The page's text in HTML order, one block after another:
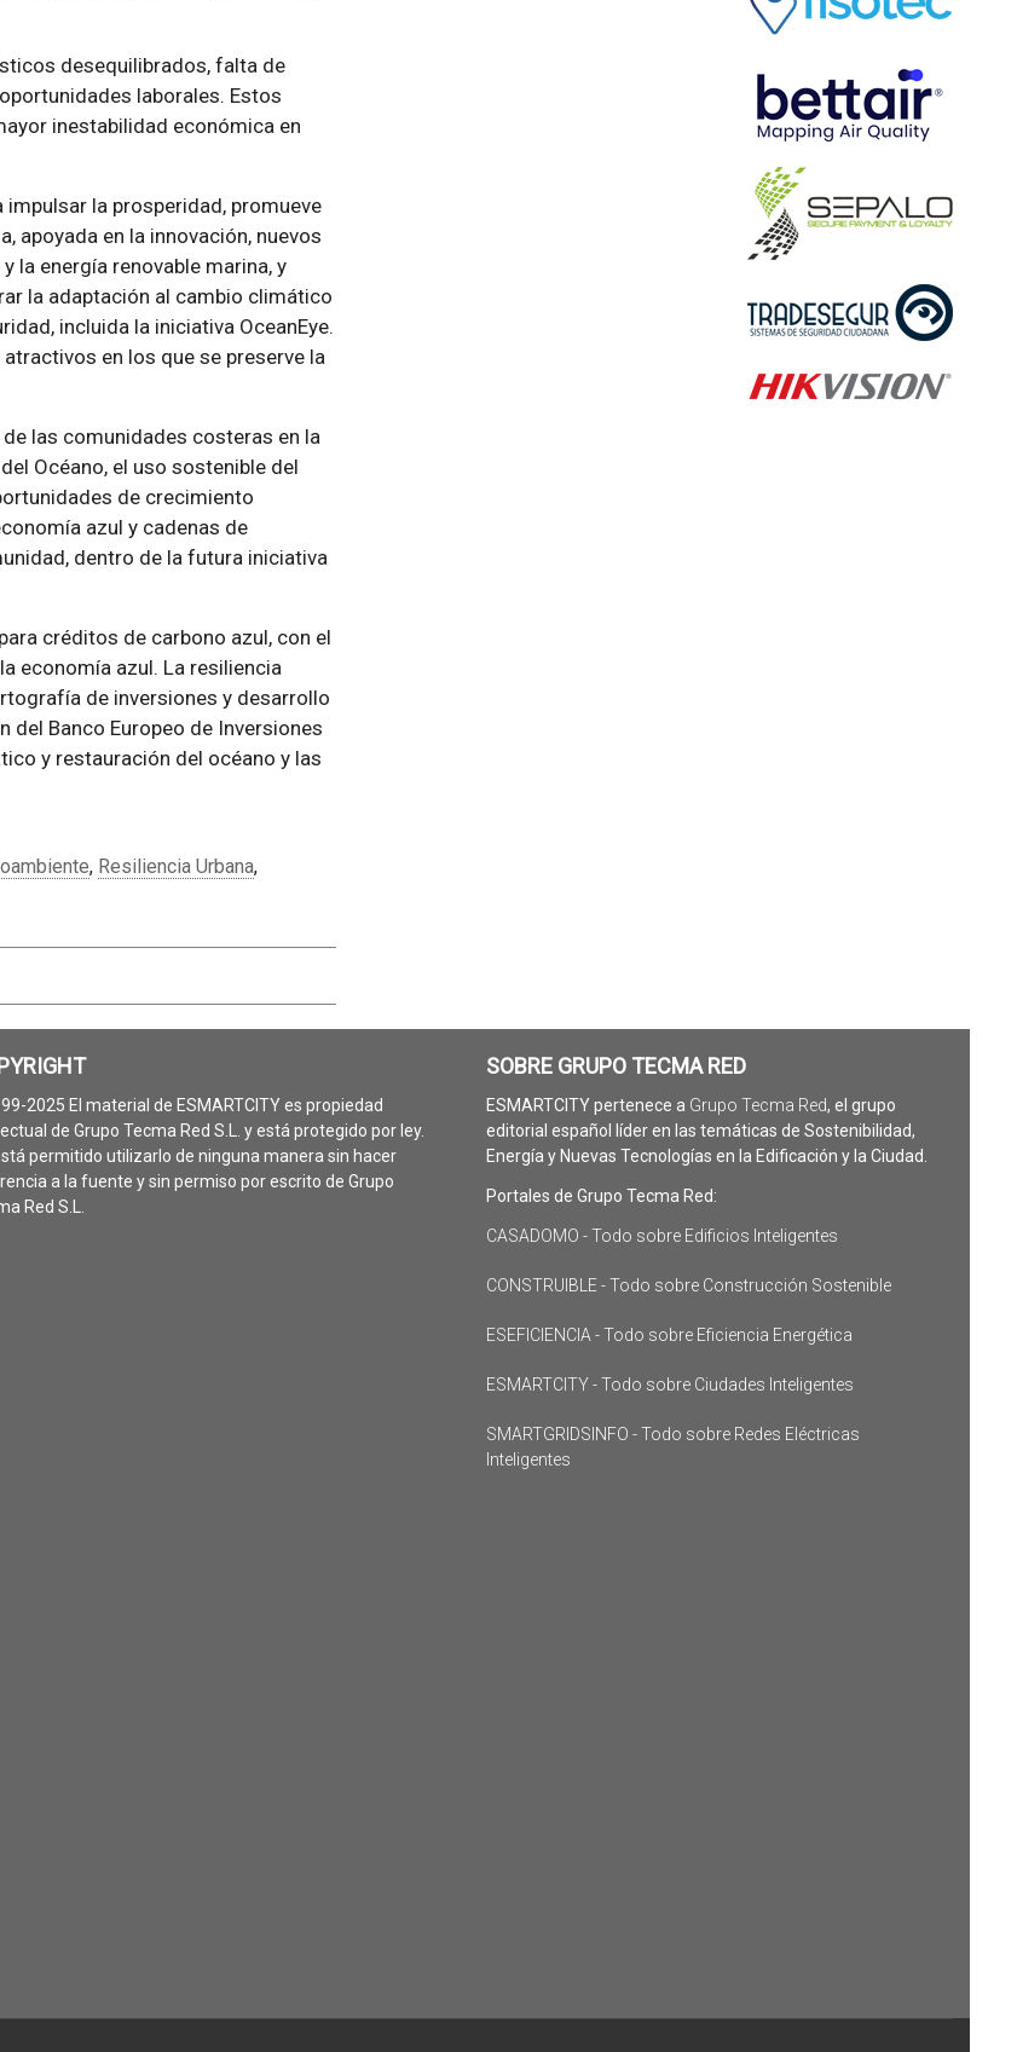
desequilibrados, falta de
laborales. Estos
inestabilidad económica en
la prosperidad, promueve
apoyada en la innovación, nuevos
la energía renovable marina, y
la adaptación al cambio climático
incluida la iniciativa OceanEye.
en los que se preserve la
las comunidades costeras en la
Océano, el uso sostenible del
de crecimiento
azul y cadenas de
dentro de la futura iniciativa
créditos de carbono azul, con el
economía azul. La resiliencia
de inversiones y desarrollo
del Banco Europeo de Inversiones
y restauración del océano y las
, Resiliencia Urbana,
2025 El material de ESMARTCITY es propiedad
de Grupo Tecma Red S.L. y está protegido por ley.
permitido utilizarlo de ninguna manera sin hacer
a la fuente y sin permiso por escrito de Grupo
Red S.L.
SOBRE GRUPO TECMA RED
ESMARTCITY pertenece a Grupo Tecma Red, el grupo
editorial español líder en las temáticas de Sostenibilidad,
Energía y Nuevas Tecnologías en la Edificación y la Ciudad.
Portales de Grupo Tecma Red:
CASADOMO - Todo sobre Edificios Inteligentes
CONSTRUIBLE - Todo sobre Construcción Sostenible
ESEFICIENCIA - Todo sobre Eficiencia Energética
ESMARTCITY - Todo sobre Ciudades Inteligentes
SMARTGRIDSINFO - Todo sobre Redes Eléctricas
Inteligentes